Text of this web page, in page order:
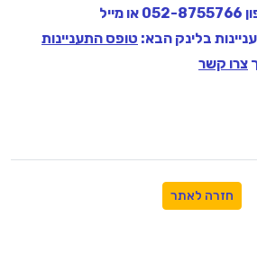
בלינק הבא: טופס התעניינות
צרו קשר
חזרה לאתר